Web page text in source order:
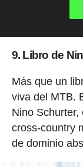
9. Libro de
Más que un
viva del MTB.
Nino Schurter,
cross-country
de dominio